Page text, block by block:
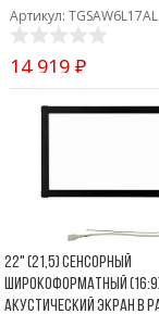
диагональю до 55
дюймов
Промышленные
мониторы для
жестового
монтажа на
Артикул: TGSAW6L17AL
14 919 ₽
22" (21,5) Сенсорный
широкоформатный
акустический экран в